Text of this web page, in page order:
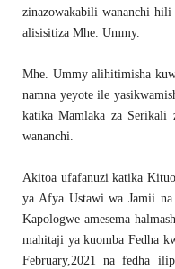
zinazowakabili wananchi
alisisitiza Mhe. Ummy.
Mhe. Ummy alihitimisha
namna yeyote ile
katika Mamlaka za Serikali
wananchi.
Akitoa ufafanuzi katika
ya Afya Ustawi wa Jamii
Kapologwe amesema
mahitaji ya kuomba Fedha
February,2021 na fedha